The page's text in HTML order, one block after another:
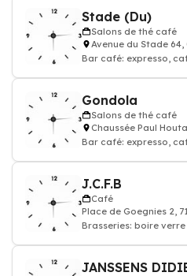
Stade (Du)
Salons de thé café
Avenue du Stade 64,
Bar café: expresso,
Gondola
Salons de thé café
Chaussée Paul
Bar café: expresso,
J.C.F.B
Café
Place de Goegnies 2,
Brasseries: boire
JANSSENS